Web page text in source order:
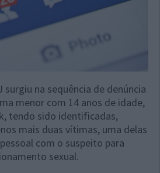
surgiu na sequência de denúncia
menor com 14 anos de idade,
tendo sido identificadas,
mais duas vítimas, uma delas
com o suspeito para
sexual.